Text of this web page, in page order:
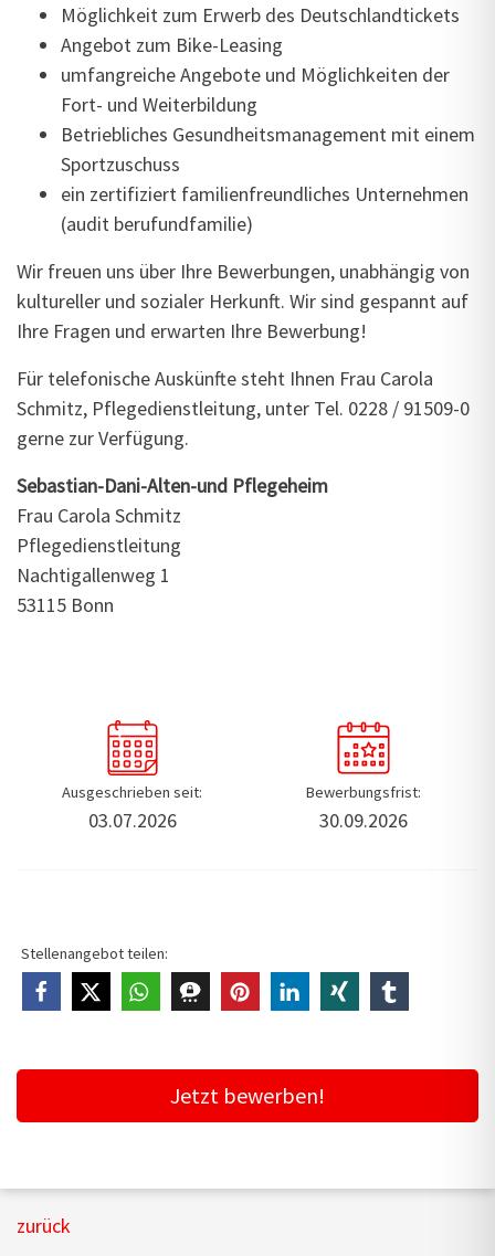
Möglichkeit zum Erwerb des Deutschlandtickets
Angebot zum Bike-Leasing
umfangreiche Angebote und Möglichkeiten der
Fort- und Weiterbildung
Betriebliches Gesundheitsmanagement mit einem
Sportzuschuss
ein zertifiziert familienfreundliches Unternehmen
(audit berufundfamilie)
Wir freuen uns über Ihre Bewerbungen, unabhängig von
kultureller und sozialer Herkunft. Wir sind gespannt auf
Ihre Fragen und erwarten Ihre Bewerbung!
Für telefonische Auskünfte steht Ihnen Frau Carola
Schmitz, Pflegedienstleitung, unter Tel. 0228 / 91509-0
gerne zur Verfügung.
Sebastian-Dani-Alten-und Pflegeheim
Frau Carola Schmitz
Pflegedienstleitung
Nachtigallenweg 1
53115 Bonn
Ausgeschrieben seit:
03.07.2026
Bewerbungsfrist:
30.09.2026
Stellenangebot teilen:
Jetzt bewerben!
zurück